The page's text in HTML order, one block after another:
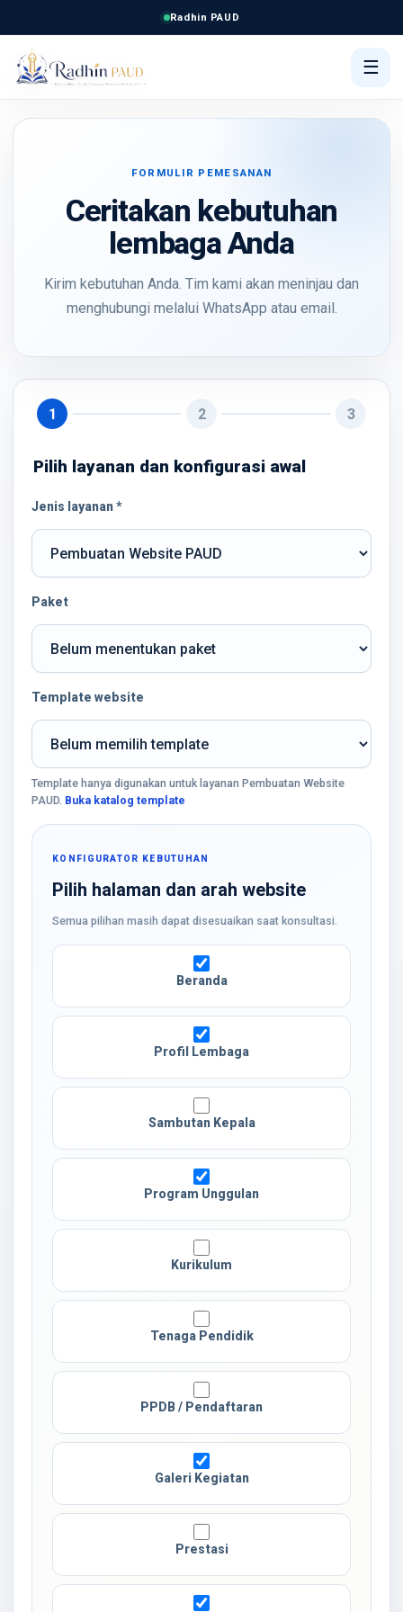
Radhin PAUD
☰
FORMULIR PEMESANAN
Ceritakan kebutuhan
lembaga Anda
Kirim kebutuhan Anda. Tim kami akan meninjau dan
menghubungi melalui WhatsApp atau email.
1 2 3
Pilih layanan dan konfigurasi awal
Jenis layanan *
Paket
Template website
Template hanya digunakan untuk layanan Pembuatan Website
PAUD. Buka katalog template
KONFIGURATOR KEBUTUHAN
Pilih halaman dan arah website
Semua pilihan masih dapat disesuaikan saat konsultasi.
Beranda
Profil Lembaga
Sambutan Kepala
Program Unggulan
Kurikulum
Tenaga Pendidik
PPDB / Pendaftaran
Galeri Kegiatan
Prestasi